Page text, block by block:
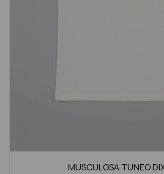
MUSCULOSA TUNEO